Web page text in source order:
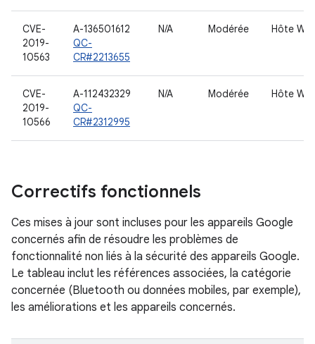
CVE-
2019-
10563
A-136501612
QC-
CR#2213655
N/A Modérée Hôte
CVE-
2019-
10566
A-112432329
QC-
CR#2312995
N/A Modérée Hôte
Correctifs fonctionnels
Ces mises à jour sont incluses pour les appareils Google
concernés afin de résoudre les problèmes de
fonctionnalité non liés à la sécurité des appareils Google.
Le tableau inclut les références associées, la catégorie
concernée (Bluetooth ou données mobiles, par exemple),
les améliorations et les appareils concernés.